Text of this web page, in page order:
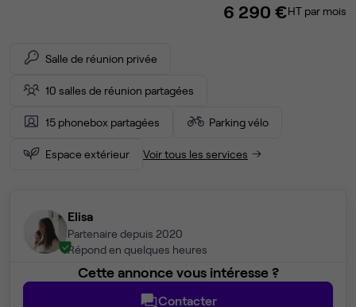
6 290 €HT par mois
Salle de réunion privée
10 salles de réunion partagées
15 phonebox partagées Parking vélo
Espace extérieur Voir tous les services
Elisa
Partenaire depuis 2020
Répond en quelques heures
Cette annonce vous intéresse ?
Contacter